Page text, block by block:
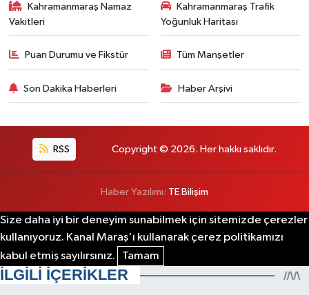
Kahramanmaraş Namaz
Vakitleri
Kahramanmaraş Trafik
Yoğunluk Haritası
Puan Durumu ve Fikstür Tüm Manşetler
Son Dakika Haberleri Haber Arşivi
RSS Copyright © 2026. Her hakkı saklıdır.
Haber Yazılımı: TE Bilişim
Size daha iyi bir deneyim sunabilmek için sitemizde çerezler
kullanıyoruz. Kanal Maraş'ı kullanarak çerez politikamızı
kabul etmiş sayılırsınız.
Tamam